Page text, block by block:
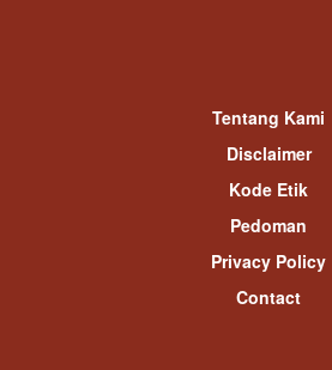
Tentang Kami
Disclaimer
Kode Etik
Pedoman
Privacy Policy
Contact